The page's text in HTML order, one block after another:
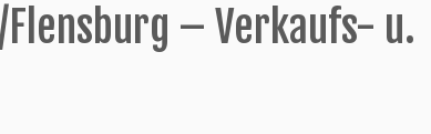
– Verkaufs- u.